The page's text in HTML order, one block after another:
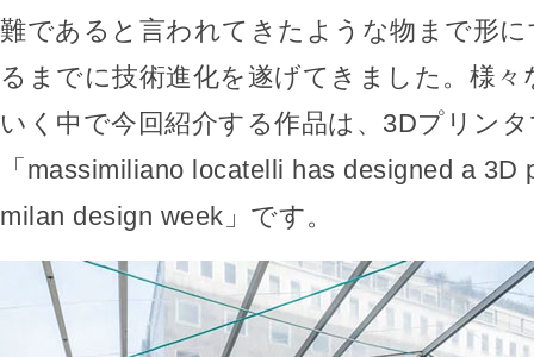
難であると言われてきたような物まで形
るまでに技術進化を遂げてきました。様
いく中で今回紹介する作品は、3Dプリン
「massimiliano locatelli has designed a 3D
milan design week」です。